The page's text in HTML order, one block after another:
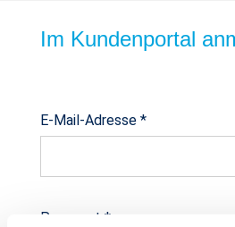
Im Kundenportal
Anmeldung
E-Mail-Adresse *
Passwort *